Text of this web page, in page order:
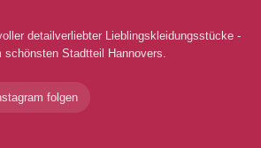
detailverliebter Lieblingskleidungsstücke -
Stadtteil Hannovers.
folgen